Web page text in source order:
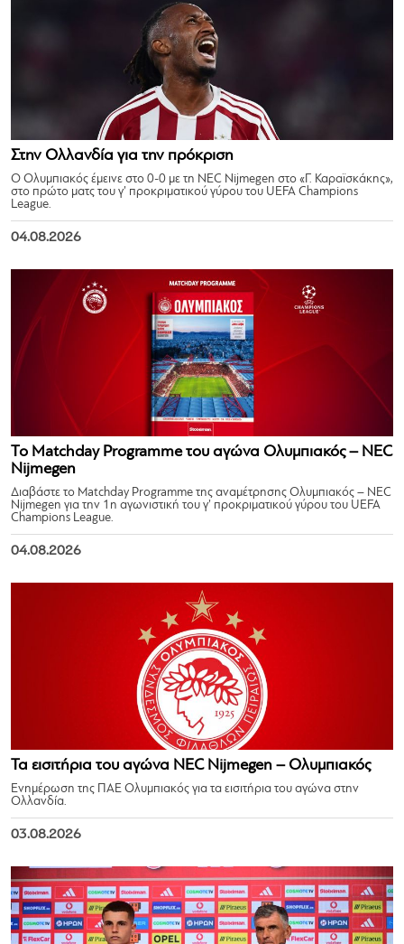
Στην Ολλανδία για την πρόκριση
Ο Ολυμπιακός έμεινε στο 0-0 με τη NEC Nijmegen στο «Γ. Καραϊσκάκης»,
στο πρώτο ματς του γ’ προκριματικού γύρου του UEFA Champions
League.
04.08.2026
Το Matchday Programme του αγώνα Ολυμπιακός – NEC
Nijmegen
Διαβάστε το Matchday Programme της αναμέτρησης Ολυμπιακός – NEC
Nijmegen για την 1η αγωνιστική του γ’ προκριματικού γύρου του UEFA
Champions League.
04.08.2026
Τα εισιτήρια του αγώνα NEC Nijmegen – Ολυμπιακός
Ενημέρωση της ΠΑΕ Ολυμπιακός για τα εισιτήρια του αγώνα στην
Ολλανδία.
03.08.2026